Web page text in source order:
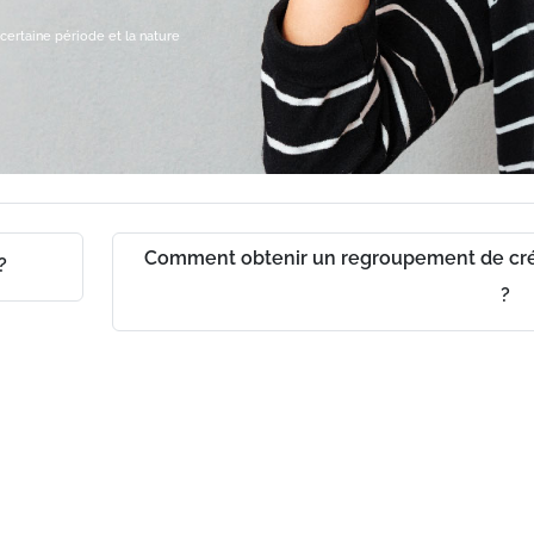
période et la nature
Comment obtenir un regroupement de
?